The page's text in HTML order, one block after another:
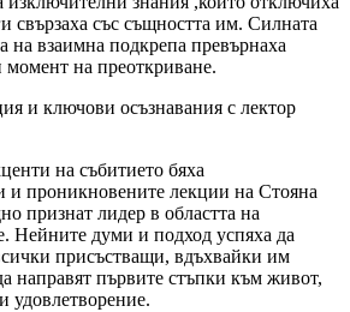
свързаха със същността им. Силната
на взаимна подкрепа превърнаха
момент на преоткриване.
и ключови осъзнавания с лектор
на събитието бяха
и проникновените лекции на Стояна
признат лидер в областта на
Нейните думи и подход успяха да
присъстващи, вдъхвайки им
направят първите стъпки към живот,
удовлетворение.